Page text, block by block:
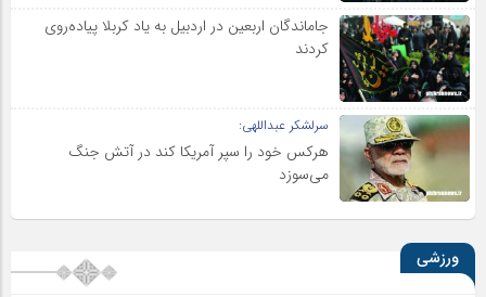
جاماندگان اربعین در اردبیل به یاد کربلا پیاده‌روی
کردند
سرلشکر عبداللهی:
هرکس خود را سپر آمریکا کند در آتش جنگ
می‌سوزد
ورزشی